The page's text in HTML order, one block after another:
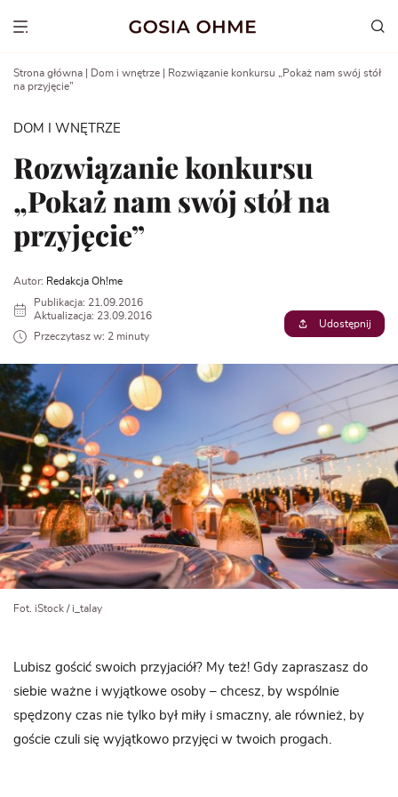
Show menu
Strona główna Dom i wnętrze
Rozwiązanie konkursu „Pokaż nam swój stół
na przyjęcie”
DOM I WNĘTRZE
Rozwiązanie konkursu
„Pokaż nam swój stół na
przyjęcie”
Autor: Redakcja Oh!me
Publikacja: 21.09.2016
Aktualizacja: 23.09.2016
Przeczytasz w: 2 minuty
Udostępnij
Fot. iStock / i_talay
Lubisz gościć swoich przyjaciół? My też! Gdy zapraszasz do
siebie ważne i wyjątkowe osoby – chcesz, by wspólnie
spędzony czas nie tylko był miły i smaczny, ale również, by
goście czuli się wyjątkowo przyjęci w twoich progach.